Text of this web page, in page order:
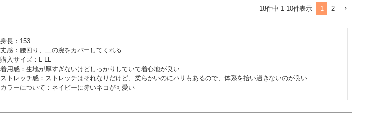
18件中 1-10件表示 1 2
身長：153
丈感：腰回り、二の腕をカバーしてくれる
購入サイズ：L-LL
着用感：生地が厚すぎないけどしっかりしていて着心地が良い
ストレッチ感：ストレッチはそれなりだけど、柔らかいのにハリもあるので、体系を拾い過ぎないのが良い
カラーについて：ネイビーに赤いネコが可愛い